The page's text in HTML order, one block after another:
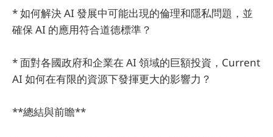
* 如何解決 AI 發展中可能出現的倫理和隱私問題，並
確保 AI 的應用符合道德標準？
* 面對各國政府和企業在 AI 領域的巨額投資，Current
AI 如何在有限的資源下發揮更大的影響力？
**總結與前瞻**